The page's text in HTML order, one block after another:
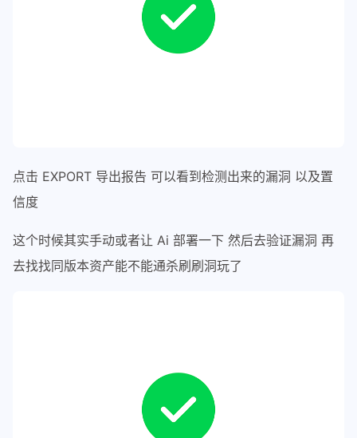
点击 EXPORT 导出报告 可以看到检测出来的漏洞 以及置
信度
这个时候其实手动或者让 Ai 部署一下 然后去验证漏洞 再
去找找同版本资产能不能通杀刷刷洞玩了